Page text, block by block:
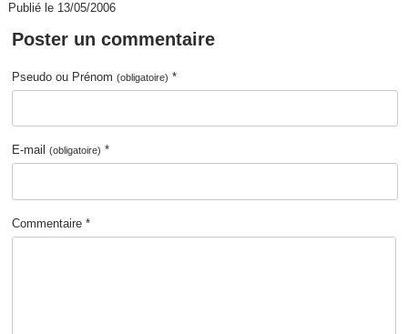
Publié le 13/05/2006
Poster un commentaire
Pseudo ou Prénom(obligatoire) *
E-mail(obligatoire) *
Commentaire *